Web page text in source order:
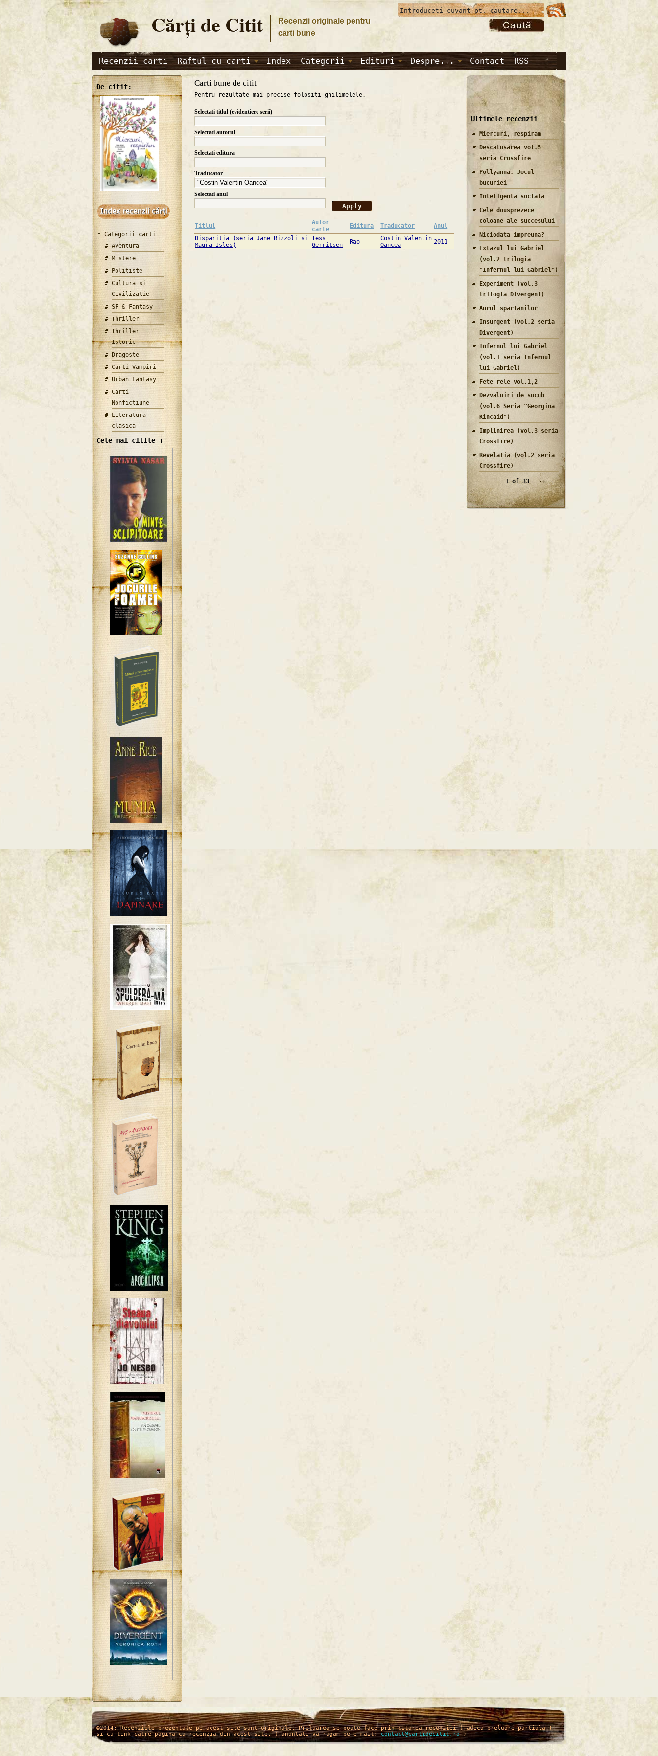
Cărţi de Citit
Recenzii originale pentru
carti bune
Recenzii carti Raftul cu carti Index Categorii Edituri Despre... Contact RSS
De citit:
Categorii carti
Aventura
Mistere
Politiste
Cultura si
Civilizatie
SF & Fantasy
Thriller
Thriller
Istoric
Dragoste
Carti Vampiri
Urban Fantasy
Carti
Nonfictiune
Literatura
clasica
Cele mai citite :
Carti bune de citit
Pentru rezultate mai precise folositi ghilimelele.
Selectati titlul (evidentiere serii)
Selectati autorul
Selectati editura
Traducator
Selectati anul
Titlul
Autor
carte
Editura Traducator
Anul
Disparitia (seria Jane Rizzoli si
Maura Isles)
Tess
Gerritsen
Rao
Costin Valentin
Oancea
2011
Ultimele recenzii
Miercuri, respiram
Descatusarea vol.5
seria Crossfire
Pollyanna. Jocul
bucuriei
Inteligenta sociala
Cele dousprezece
coloane ale succesului
Niciodata impreuna?
Extazul lui Gabriel
(vol.2 trilogia
"Infernul lui Gabriel")
Experiment (vol.3
trilogia Divergent)
Aurul spartanilor
Insurgent (vol.2 seria
Divergent)
Infernul lui Gabriel
(vol.1 seria Infernul
lui Gabriel)
Fete rele vol.1,2
Dezvaluiri de sucub
(vol.6 Seria "Georgina
Kincaid")
Implinirea (vol.3 seria
Crossfire)
Revelatia (vol.2 seria
Crossfire)
1 of 33 ››
/* */
©2014: Recenziile prezentate pe acest site sunt originale. Preluarea se poate face prin citarea recenziei ( adica preluare partiala )
si cu link catre pagina cu recenzia din acest site. ( anuntati va rugam pe e-mail:contact@cartidecitit.ro)